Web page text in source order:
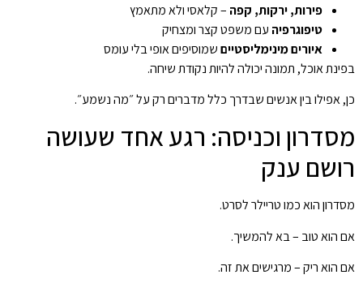
פירות, ירקות, קפה – קלאסי ולא מתאמץ
טיפוגרפיה עם משפט קצר ומצחיק
איורים מינימליסטייםשמוסיפים אופי בלי עומס
בפינת אוכל, תמונה יכולה להיות נקודת שיחה.
כן, אפילו בין אנשים שבדרך כלל מדברים רק על ״מה נשמע״.
מסדרון וכניסה: רגע אחד שעושה
רושם ענק
מסדרון הוא כמו טריילר לסרט.
אם הוא טוב – בא להמשיך.
אם הוא ריק – מרגישים את זה.